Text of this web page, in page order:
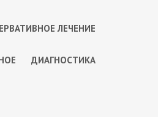
ЛЕЧЕНИЕ
ДИАГНОСТИКА